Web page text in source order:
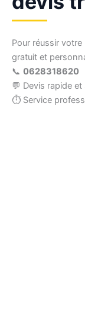
Pour réussir
gratuit et
📞 0628318620
💬 Devis rapide
⏱ Service